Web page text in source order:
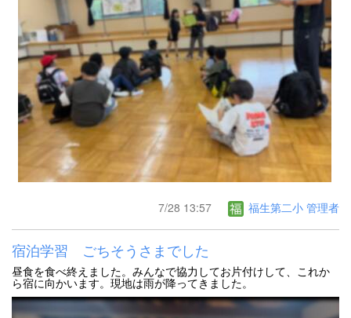
7/28 13:57 福生第二小 管理者
宿泊学習 ごちそうさまでした
昼食を食べ終えました。みんなで協力してお片付けして、これか
ら宿に向かいます。現地は雨が降ってきました。